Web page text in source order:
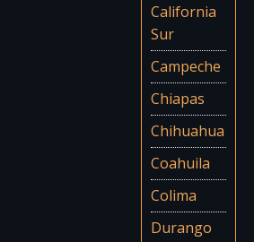
California
Sur
Campeche
Chiapas
Chihuahua
Coahuila
Colima
Durango